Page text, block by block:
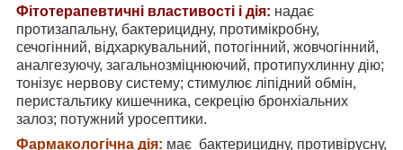
Фітотерапевтичні властивості і дія: надає
протизапальну, бактерицидну, протимікробну,
сечогінний, відхаркувальний, потогінний, жовчогінний,
аналгезуючу, загальнозміцнюючий, протипухлинну дію;
тонізує нервову систему; стимулює ліпідний обмін,
перистальтику кишечника, секрецію бронхіальних
залоз; потужний уросептики.
Фармакологічна дія: має бактерицидну, противірусну,